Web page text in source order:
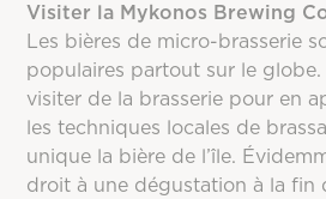
19°C 14°C
Décembre
16°C 11°C
Visiter la Mykonos Brewing
Les bières de micro-brasserie
populaires partout sur le globe.
visiter de la brasserie pour en
les techniques locales de
unique la bière de l’île.
droit à une dégustation à la fin